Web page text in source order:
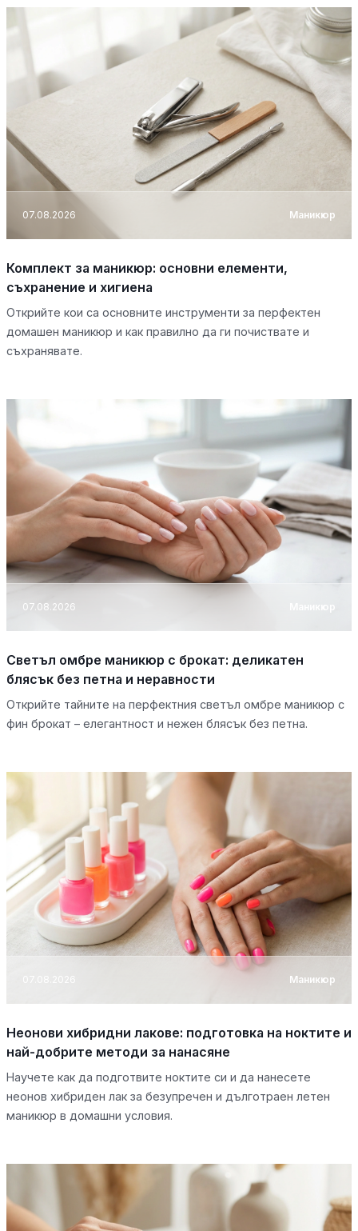
07.08.2026 Маникюр
Комплект за маникюр: основни елементи,
съхранение и хигиена
Открийте кои са основните инструменти за перфектен
домашен маникюр и как правилно да ги почиствате и
съхранявате.
07.08.2026 Маникюр
Светъл омбре маникюр с брокат: деликатен
блясък без петна и неравности
Открийте тайните на перфектния светъл омбре маникюр с
фин брокат – елегантност и нежен блясък без петна.
07.08.2026 Маникюр
Неонови хибридни лакове: подготовка на ноктите и
най-добрите методи за нанасяне
Научете как да подготвите ноктите си и да нанесете
неонов хибриден лак за безупречен и дълготраен летен
маникюр в домашни условия.